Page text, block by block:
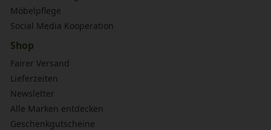
Möbelpflege
Social Media Kooperation
Shop
Fairer Versand
Lieferzeiten
Newsletter
Alle Marken entdecken
Geschenkgutscheine